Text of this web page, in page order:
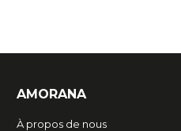
AMORANA
À propos de nous